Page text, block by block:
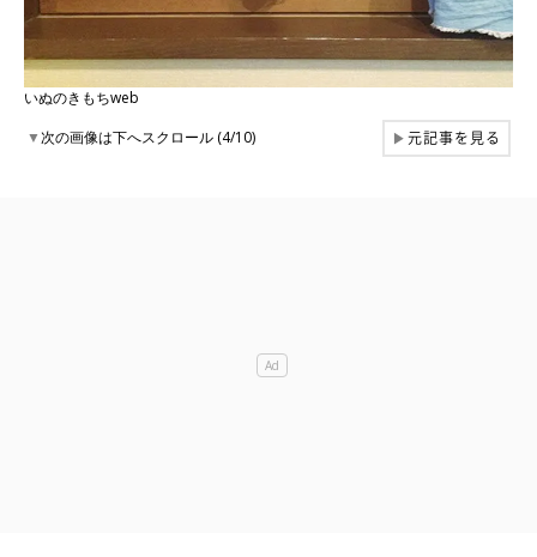
いぬのきもちweb
▼次の画像は下へスクロール (4/10) ▶元記事を見る